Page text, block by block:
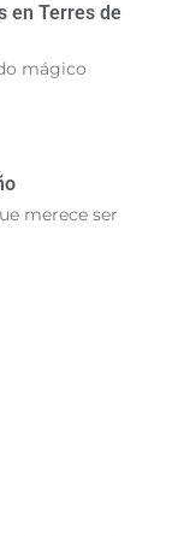
en Terres de
mágico
merece ser